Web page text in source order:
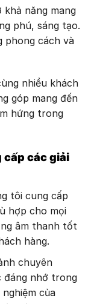
khả năng mang
phú, sáng tạo.
phong cách và
nhiều khách
góp mang đến
hứng trong
cấp các giải
tôi cung cấp
hợp cho mọi
âm thanh tốt
hàng.
chuyên
đáng nhớ trong
của